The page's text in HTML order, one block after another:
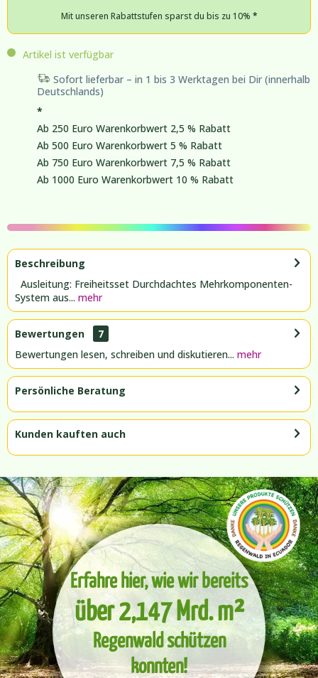
Mit unseren Rabattstufen sparst du bis zu 10% *
Artikel ist verfügbar
Sofort lieferbar – in 1 bis 3 Werktagen bei Dir (innerhalb
Deutschlands)
*
Ab 250 Euro Warenkorbwert 2,5 % Rabatt
Ab 500 Euro Warenkorbwert 5 % Rabatt
Ab 750 Euro Warenkorbwert 7,5 % Rabatt
Ab 1000 Euro Warenkorbwert 10 % Rabatt
Beschreibung
Ausleitung: Freiheitsset Durchdachtes Mehrkomponenten-
System aus... mehr
Bewertungen
7
Bewertungen lesen, schreiben und diskutieren... mehr
Persönliche Beratung
Kunden kauften auch
Erfahre hier, wie wir bereits
über 2,147 Mrd. m²
Regenwald schützen
konnten!